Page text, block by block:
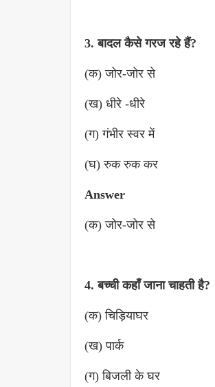
3. बादल कैसे गरज रहे हैं?
(क) जोर-जोर से
(ख) धीरे -धीरे
(ग) गंभीर स्वर में
(घ) रुक रुक कर
Answer
(क) जोर-जोर से
4. बच्ची कहाँ जाना चाहती है?
(क) चिड़ियाघर
(ख) पार्क
(ग) बिजली के घर